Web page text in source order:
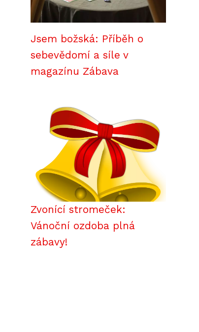
Jsem božská: Příběh o
sebevědomí a síle v
magazínu Zábava
Zvonící stromeček:
Vánoční ozdoba plná
zábavy!